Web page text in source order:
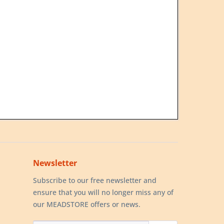
Newsletter
Subscribe to our free newsletter and
ensure that you will no longer miss any of
our MEADSTORE offers or news.